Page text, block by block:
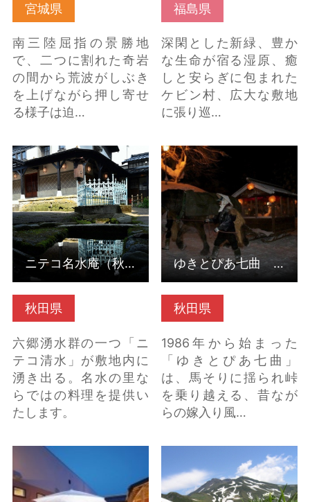
宮城県
南三陸屈指の景勝地
で、二つに割れた奇岩
の間から荒波がしぶき
を上げながら押し寄せ
る様子は迫…
福島県
深閑とした新緑、豊か
な生命が宿る湿原、癒
しと安らぎに包まれた
ケビン村、広大な敷地
に張り巡…
秋田県
六郷湧水群の一つ「ニ
テコ清水」が敷地内に
湧き出る。名水の里な
らではの料理を提供い
たします。
ニテコ名水庵（秋田県
美郷町） の詳細はこち
ら
ニテコ名水庵（秋田県美郷町）
秋田県
1986年から始まった
「ゆきとぴあ七曲」
は、馬そりに揺られ峠
を乗り越える、昔なが
らの嫁入り風…
ゆきとぴあ七曲 花嫁
道中（秋田県羽後町）
の詳細はこちら
ゆきとぴあ七曲 花嫁道中（秋田県羽後町）
天然温泉ホテルこまち
（秋田県秋田市） の詳
細はこちら
鳥海山（秋田県にかほ
市） の詳細はこちら